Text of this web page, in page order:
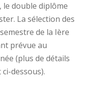
le double diplôme
La sélection des
de la Ière
prévue au
(plus de détails
dessous).